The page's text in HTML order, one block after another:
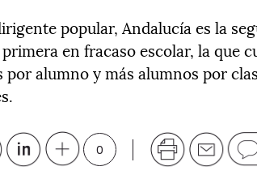
popular, Andalucía es la
en fracaso escolar, la que
por alumno y más alumnos por
0